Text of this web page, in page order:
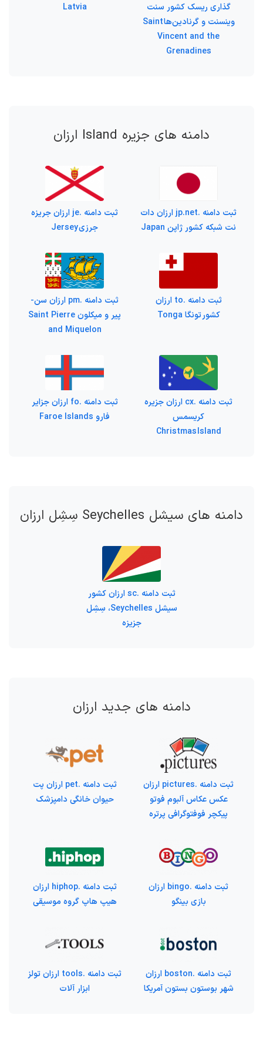
گذاری ریسک کشور سنت
وینسنت و گرنادین‌ها Saint
Vincent and the
Grenadines
Latvia
دامنه های جزیره Island ارزان
ثبت دامنه .jp.net ارزان دات
نت شبکه کشور ژاپن Japan
ثبت دامنه .je ارزان جریزه
جرزی Jersey
ثبت دامنه .to ارزان
کشور تونگا Tonga
ثبت دامنه .pm ارزان سن-
پیر و میکلون Saint Pierre
and Miquelon
ثبت دامنه .cx ارزان جزیره
کریسمس
Christmas Island
ثبت دامنه .fo ارزان جزایر
فارو Faroe Islands
دامنه های سیشل Seychelles سِشِل ارزان
ثبت دامنه .sc ارزان کشور
سیشل Seychelles، سِشِل
جزیزه
دامنه های جدید ارزان
ثبت دامنه .pictures ارزان
عکس عکاس آلبوم فوتو
پیکچر فوفتوگرافی پرتره
ثبت دامنه .pet ارزان پت
حیوان خانگی دامپزشک
ثبت دامنه .bingo ارزان
بازی بینگو
ثبت دامنه .hiphop ارزان
هیپ هاپ گروه موسیقی
ثبت دامنه .boston ارزان
شهر بوستون بستون آمریکا
ثبت دامنه .tools ارزان تولز
ابزار آلات